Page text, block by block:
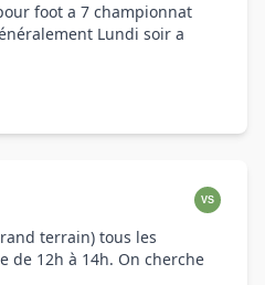
foot a 7 championnat
Lundi soir a
VS
terrain) tous les
de 12h à 14h. On cherche